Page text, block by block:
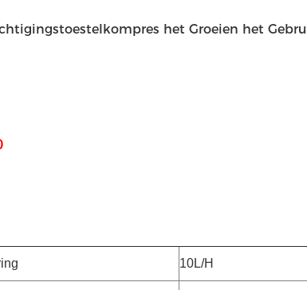
het Groeien het
10L/H